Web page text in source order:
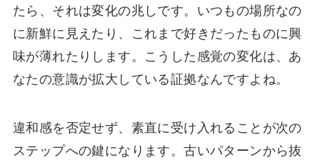
たら、それは変化の兆しです。いつもの場所なの
に新鮮に見えたり、これまで好きだったものに興
味が薄れたりします。こうした感覚の変化は、あ
なたの意識が拡大している証拠なんですよね。
違和感を否定せず、素直に受け入れることが次の
ステップへの鍵になります。古いパターンから抜